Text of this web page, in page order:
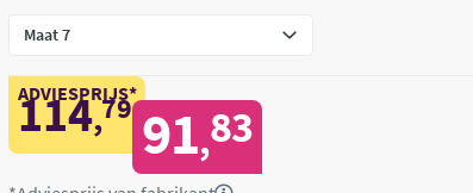
ADVIESPRIJS*
114,79 91,83